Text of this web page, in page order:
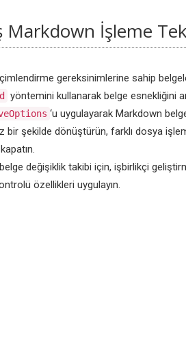
Markdown İşleme
gereksinimlerine sahip
yöntemini kullanarak belge esnekliğini
‘u uygulayarak Markdown
bir şekilde dönüştürün, farklı dosya
değişiklik takibi için, işbirlikçi
özellikleri uygulayın.